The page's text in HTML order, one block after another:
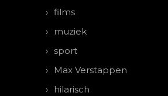
films
muziek
sport
Max Verstappen
hilarisch